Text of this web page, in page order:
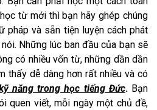
từ mới thì bạn hãy ghép chúng
pháp và sẵn tiện luyện cách phát
Những lúc ban đầu của bạn sẽ
có nhiều vốn từ, những dần dần
thấy dễ dàng hơn rất nhiều và có
năng trong học tiếng Đức.Bạn
quen viết, mỗi ngày một chủ đề,